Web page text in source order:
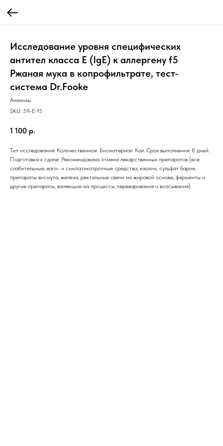
Исследование уровня специфических
антител класса E (IgE) к аллергену f5
Ржаная мука в копрофильтрате, тест-
система Dr.Fooke
Анализы
SKU: 59-E-f5
1 100 р.
Тип исследования: Количественное. Биоматериал: Кал. Срок выполнения: 8 дней.
Подготовка к сдаче: Рекомендована отмена лекарственных препаратов (все
слабительные, ваго- и симпатикотропные средства, каолин, сульфат бария,
препараты висмута, железа, ректальные свечи на жировой основе, ферменты и
другие препараты, влияющие на процессы переваривания и всасывания).